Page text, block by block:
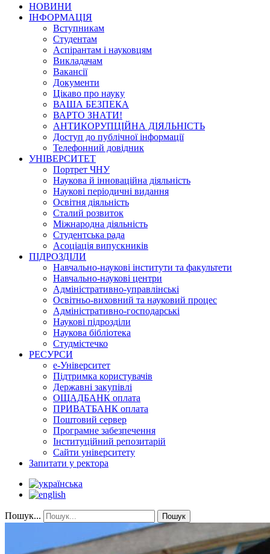
НОВИНИ
ІНФОРМАЦІЯ
Вступникам
Студентам
Аспірантам і науковцям
Викладачам
Вакансії
Документи
Цікаво про науку
ВАША БЕЗПЕКА
ВАРТО ЗНАТИ!
АНТИКОРУПЦІЙНА ДІЯЛЬНІСТЬ
Доступ до публічної інформації
Телефонний довідник
УНІВЕРСИТЕТ
Портрет ЧНУ
Наукова й інноваційна діяльність
Наукові періодичні видання
Освітня діяльність
Сталий розвиток
Міжнародна діяльність
Студентська рада
Асоціація випускників
ПІДРОЗДІЛИ
Навчально-наукові інститути та факультети
Навчально-наукові центри
Адміністративно-управлінські
Освітньо-виховний та науковий процес
Адміністративно-господарські
Наукові підрозділи
Наукова бібліотека
Студмістечко
РЕСУРСИ
е-Університет
Підтримка користувачів
Державні закупівлі
ОЩАДБАНК оплата
ПРИВАТБАНК оплата
Поштовий сервер
Програмне забезпечення
Інституційний репозитарій
Сайти університету
Запитати у ректора
Пошук... Пошук